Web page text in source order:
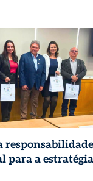
responsabilidade
para a estratégia